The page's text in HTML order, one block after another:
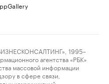
1995–
агентства «РБК»
массовой информации
в сфере связи,